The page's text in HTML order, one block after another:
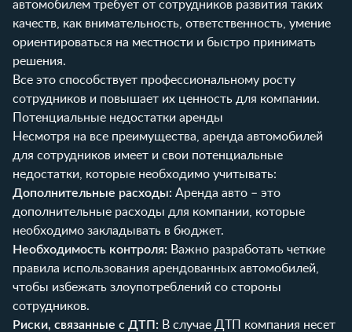
автомобилем требует от сотрудников развития таких
качеств, как внимательность, ответственность, умение
ориентироваться на местности и быстро принимать
решения.
Все это способствует профессиональному росту
сотрудников и повышает их ценность для компании.
Потенциальные недостатки аренды
Несмотря на все преимущества, аренда автомобилей
для сотрудников имеет и свои потенциальные
недостатки, которые необходимо учитывать:
Дополнительные расходы: Аренда авто – это
дополнительные расходы для компании, которые
необходимо закладывать в бюджет.
Необходимость контроля: Важно разработать четкие
правила использования арендованных автомобилей,
чтобы избежать злоупотреблений со стороны
сотрудников.
Риски, связанные с ДТП: В случае ДТП компания несет